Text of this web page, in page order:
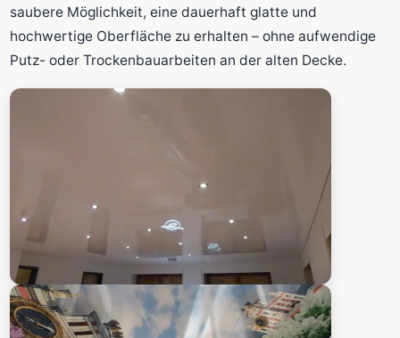
Zum Rechner
Fläche wird in den großen Rechner übernommen.
saubere Möglichkeit, eine dauerhaft glatte und
hochwertige Oberfläche zu erhalten – ohne aufwendige
Putz- oder Trockenbauarbeiten an der alten Decke.